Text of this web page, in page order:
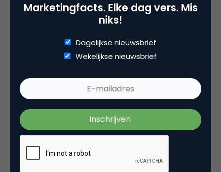
momenteel:
Virtual reality (Samsung Gear VR).
Immersive virtual reality (Oculus).
Magic Leap
Augmented reality (Pokémon Go, Apple AR Kit,
Mixed reality zegt je misschien nog niet veel. Protip:
klik op Magic Leap in het rijtje hierboven om er
De laatste ontwikkeling in dit vakgebied is sensory
Marketingfacts. Elke dag vers. Mis
niks!
Dagelijkse nieuwsbrief
Wekelijkse nieuwsbrief